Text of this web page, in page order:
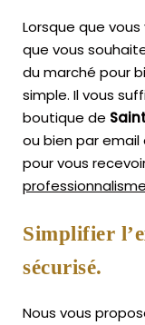
Lorsque que
que vous
du marché pour
simple. Il vous
boutique de
ou bien par email
pour vous
professionnalisme
Simplifier
sécurisé.
Nous vous